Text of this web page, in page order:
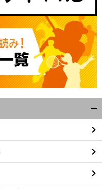
閉
る